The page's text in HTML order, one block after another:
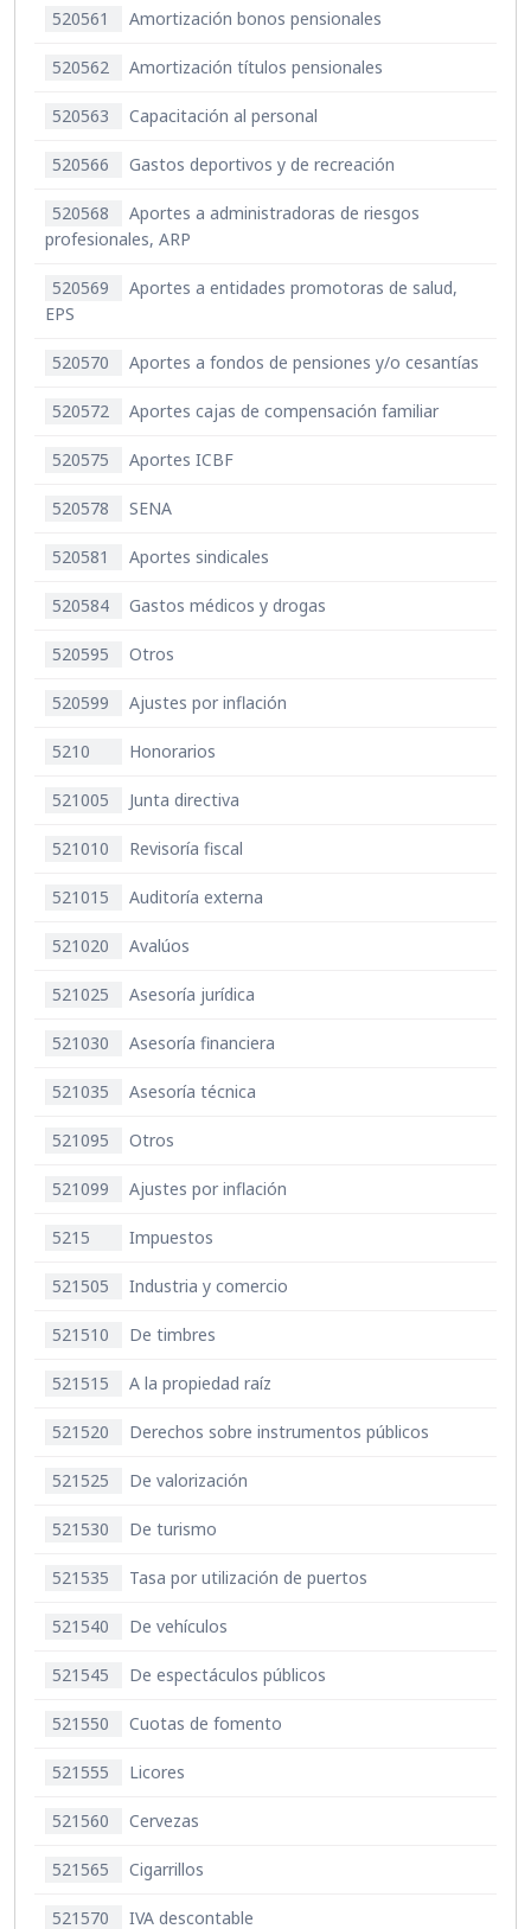
520561 Amortización bonos pensionales
520562 Amortización títulos pensionales
520563 Capacitación al personal
520566 Gastos deportivos y de recreación
520568
Aportes a administradoras de riesgos
profesionales, ARP
520569
Aportes a entidades promotoras de salud,
EPS
520570 Aportes a fondos de pensiones y/o cesantías
520572 Aportes cajas de compensación familiar
520575 Aportes ICBF
520578 SENA
520581 Aportes sindicales
520584 Gastos médicos y drogas
520595 Otros
520599 Ajustes por inflación
5210 Honorarios
521005 Junta directiva
521010 Revisoría fiscal
521015 Auditoría externa
521020 Avalúos
521025 Asesoría jurídica
521030 Asesoría financiera
521035 Asesoría técnica
521095 Otros
521099 Ajustes por inflación
5215 Impuestos
521505 Industria y comercio
521510 De timbres
521515 A la propiedad raíz
521520 Derechos sobre instrumentos públicos
521525 De valorización
521530 De turismo
521535 Tasa por utilización de puertos
521540 De vehículos
521545 De espectáculos públicos
521550 Cuotas de fomento
521555 Licores
521560 Cervezas
521565 Cigarrillos
521570 IVA descontable